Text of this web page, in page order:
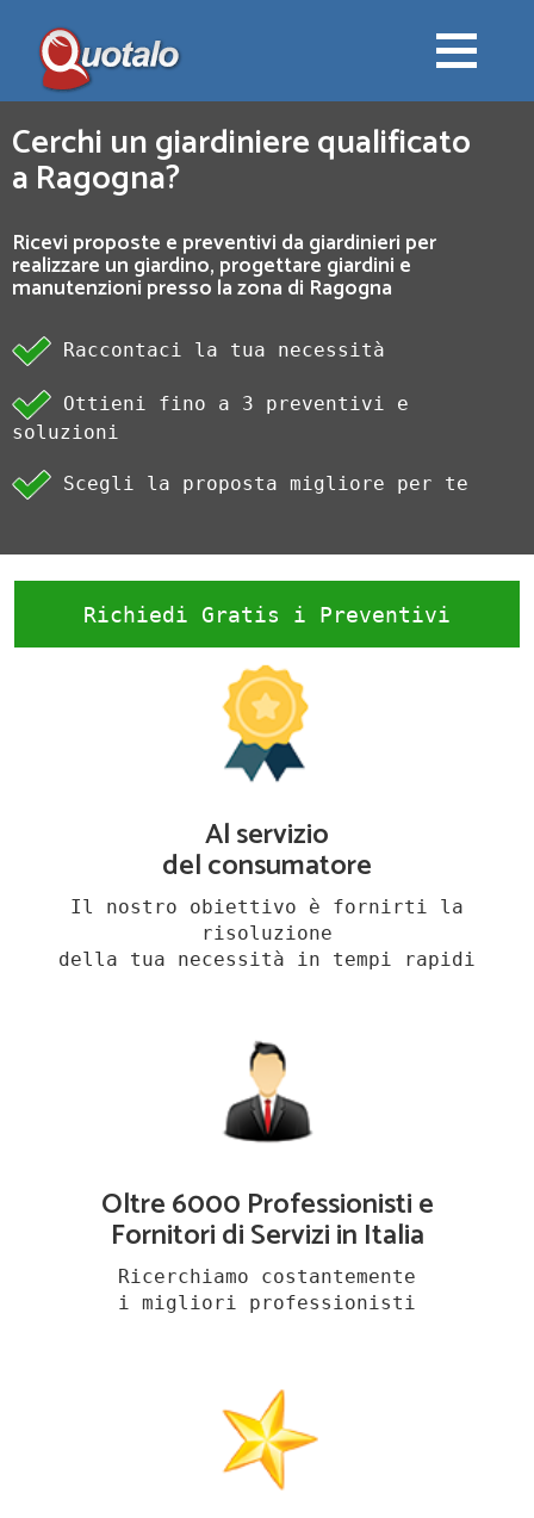
Cerchi un giardiniere qualificato
a Ragogna?
Ricevi proposte e preventivi da giardinieri per
realizzare un giardino, progettare giardini e
manutenzioni presso la zona di Ragogna
Raccontaci la tua necessità
Ottieni fino a 3 preventivi e
soluzioni
Scegli la proposta migliore per te
Richiedi Gratis i Preventivi
Al servizio
del consumatore
Il nostro obiettivo è fornirti la
risoluzione
della tua necessità in tempi rapidi
Oltre 6000 Professionisti e
Fornitori di Servizi in Italia
Ricerchiamo costantemente
i migliori professionisti